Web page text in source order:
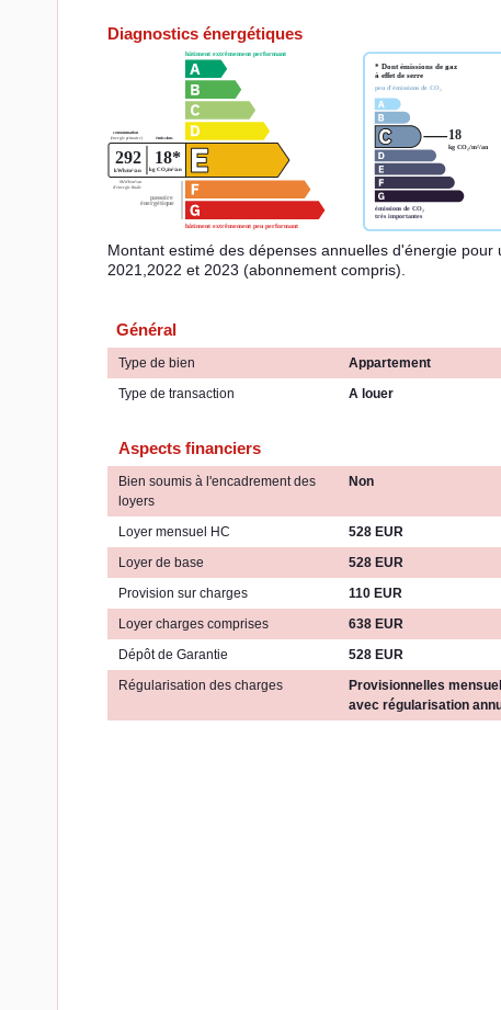
Diagnostics énergétiques
Montant estimé des dépenses annuelles d'énergie
2021,2022 et 2023 (abonnement compris).
Général
Type de bien
Appartement
Type de transaction
A louer
Aspects financiers
Bien soumis à l'encadrement des
loyers
Non
Loyer mensuel HC
528 EUR
Loyer de base
528 EUR
Provision sur charges
110 EUR
Loyer charges comprises
638 EUR
Dépôt de Garantie
528 EUR
Régularisation des charges
Provisionnelles
avec régularisation